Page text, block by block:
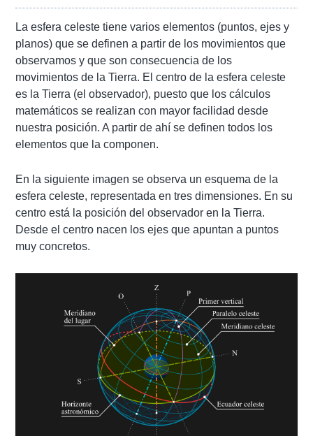
La esfera celeste tiene varios elementos (puntos, ejes y
planos) que se definen a partir de los movimientos que
observamos y que son consecuencia de los
movimientos de la Tierra. El centro de la esfera celeste
es la Tierra (el observador), puesto que los cálculos
matemáticos se realizan con mayor facilidad desde
nuestra posición. A partir de ahí se definen todos los
elementos que la componen.
En la siguiente imagen se observa un esquema de la
esfera celeste, representada en tres dimensiones. En su
centro está la posición del observador en la Tierra.
Desde el centro nacen los ejes que apuntan a puntos
muy concretos.